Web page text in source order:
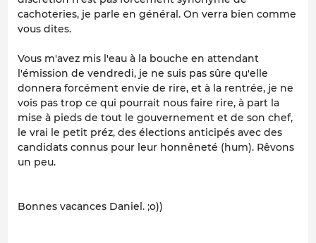
cachoteries, je parle en général. On verra bien comme
vous dites.
Vous m'avez mis l'eau à la bouche en attendant
l'émission de vendredi, je ne suis pas sûre qu'elle
donnera forcément envie de rire, et à la rentrée, je ne
vois pas trop ce qui pourrait nous faire rire, à part la
mise à pieds de tout le gouvernement et de son chef,
le vrai le petit préz, des élections anticipés avec des
candidats connus pour leur honnêneté (hum). Rêvons
un peu.
Bonnes vacances Daniel. ;o))